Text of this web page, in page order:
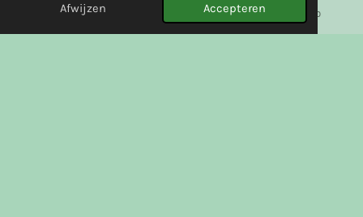
Afwijzen Accepteren
E-mailadres Facebook WhatsApp